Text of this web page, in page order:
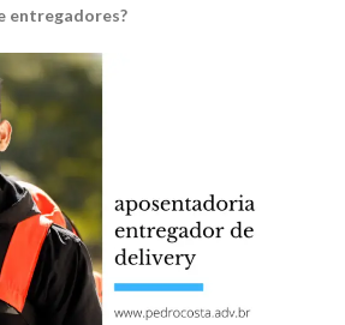
entregadores?